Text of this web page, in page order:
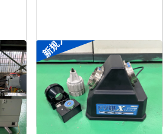
新規入荷
ドリル研削盤
メーカー ニシガキ
形 式ドリ研Xシンニング
式-